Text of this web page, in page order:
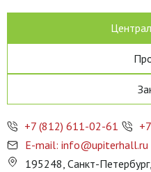
+7 (812) 611-02-61
E-mail: info@upiterhall.ru
195248, Санкт-